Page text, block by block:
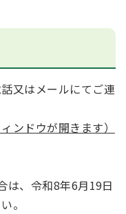
又はメールにてご連
ンドウが開きます）
は、令和8年6月19日
。